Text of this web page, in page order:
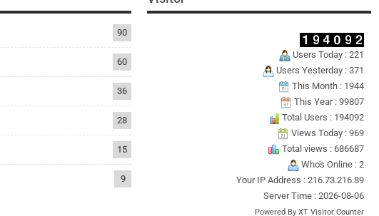
90
60
36
28
15
9
Users Today : 221
Users Yesterday : 371
This Month : 1944
This Year : 99807
Total Users : 194092
Views Today : 969
Total views : 686687
Who's Online : 2
Your IP Address : 216.73.216.89
Server Time : 2026-08-06
Powered By XT Visitor Counter